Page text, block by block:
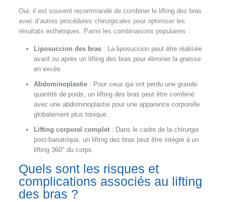
Oui, il est souvent recommandé de combiner le lifting des bras
avec d’autres procédures chirurgicales pour optimiser les
résultats esthétiques. Parmi les combinaisons populaires :
Liposuccion des bras: La liposuccion peut être réalisée
avant ou après un lifting des bras pour éliminer la graisse
en excès.
Abdominoplastie: Pour ceux qui ont perdu une grande
quantité de poids, un lifting des bras peut être combiné
avec une abdominoplastie pour une apparence corporelle
globalement plus tonique.
Lifting corporel complet: Dans le cadre de la chirurgie
post-bariatrique, un lifting des bras peut être intégré à un
lifting 360° du corps.
Quels sont les risques et
complications associés au lifting
des bras ?